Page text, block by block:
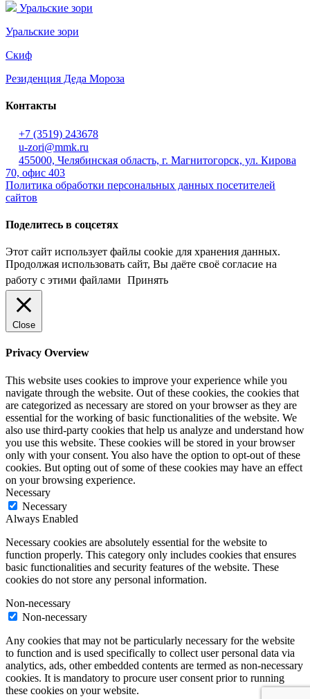
Уральские зори
Уральские зори
Скиф
Резиденция Деда Мороза
Контакты
+7 (3519) 243678
u-zori@mmk.ru
455000, Челябинская область, г. Магнитогорск, ул. Кирова
70, офис 403
Политика обработки персональных данных посетителей
сайтов
Поделитесь в соцсетях
Этот сайт использует файлы cookie для хранения данных.
Продолжая использовать сайт, Вы даёте своё согласие на
работу с этими файлами Принять
Close
Privacy Overview
This website uses cookies to improve your experience while you
navigate through the website. Out of these cookies, the cookies that
are categorized as necessary are stored on your browser as they are
essential for the working of basic functionalities of the website. We
also use third-party cookies that help us analyze and understand how
you use this website. These cookies will be stored in your browser
only with your consent. You also have the option to opt-out of these
cookies. But opting out of some of these cookies may have an effect
on your browsing experience.
Necessary
Necessary
Always Enabled
Necessary cookies are absolutely essential for the website to
function properly. This category only includes cookies that ensures
basic functionalities and security features of the website. These
cookies do not store any personal information.
Non-necessary
Non-necessary
Any cookies that may not be particularly necessary for the website
to function and is used specifically to collect user personal data via
analytics, ads, other embedded contents are termed as non-necessary
cookies. It is mandatory to procure user consent prior to running
these cookies on your website.